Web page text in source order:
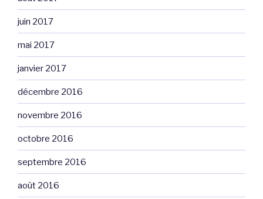
juin 2017
mai 2017
janvier 2017
décembre 2016
novembre 2016
octobre 2016
septembre 2016
août 2016